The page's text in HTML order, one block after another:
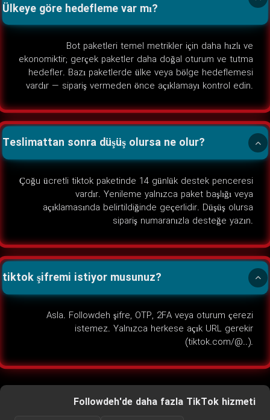
Ülkeye göre hedefleme var mı?
Bot paketleri temel metrikler için daha hızlı ve
ekonomiktir; gerçek paketler daha doğal oturum ve tutma
hedefler. Bazı paketlerde ülke veya bölge hedeflemesi
vardır — sipariş vermeden önce açıklamayı kontrol edin.
Teslimattan sonra düşüş olursa ne olur?
Çoğu ücretli tiktok paketinde 14 günlük destek penceresi
vardır. Yenileme yalnızca paket başlığı veya
açıklamasında belirtildiğinde geçerlidir. Düşüş olursa
sipariş numaranızla desteğe yazın.
tiktok şifremi istiyor musunuz?
Asla. Followdeh şifre, OTP, 2FA veya oturum çerezi
istemez. Yalnızca herkese açık URL gerekir
(tiktok.com/@..).
Followdeh'de daha fazla TikTok hizmeti